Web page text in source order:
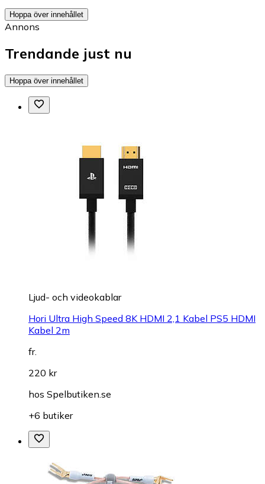
Hoppa över innehållet
Annons
Trendande just nu
Hoppa över innehållet
Ljud- och videokablar
Hori Ultra High Speed 8K HDMI 2,1 Kabel PS5 HDMI
Kabel 2m
fr.
220 kr
hos Spelbutiken.se
+6 butiker